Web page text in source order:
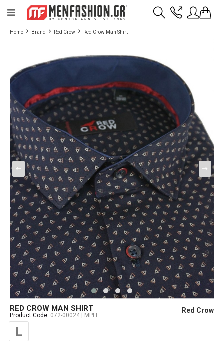
Payment flexibility with KLARNA!
- Shipping with BoxNow and pick up 24/7
2811 10 3636
AccountWishlist
Home Brand Red Crow Red Crow Man Shirt
RED CROW MAN SHIRT
Product Code: 072-00024 | MPLE
Red Crow
L